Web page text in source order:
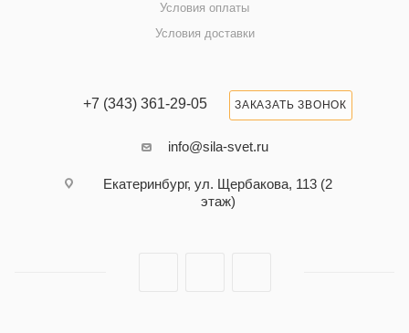
Условия оплаты
Условия доставки
+7 (343) 361-29-05 ЗАКАЗАТЬ ЗВОНОК
info@sila-svet.ru
Екатеринбург, ул. Щербакова, 113 (2
этаж)